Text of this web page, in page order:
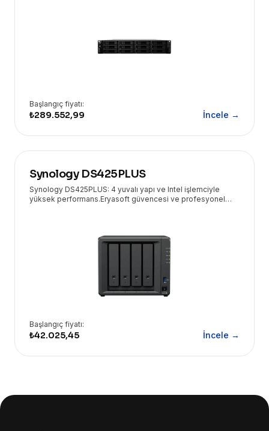
Başlangıç fiyatı:
₺289.552,99 İncele →
Synology DS425PLUS
Synology DS425PLUS: 4 yuvalı yapı ve Intel işlemciyle
yüksek performans.Eryasoft güvencesi ve profesyonel
Başlangıç fiyatı:
₺42.025,45 İncele →